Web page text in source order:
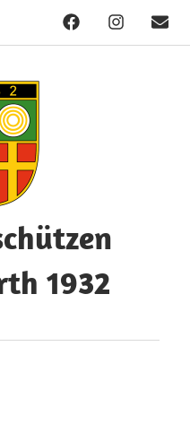
FacebookInstagram
Mail
1932